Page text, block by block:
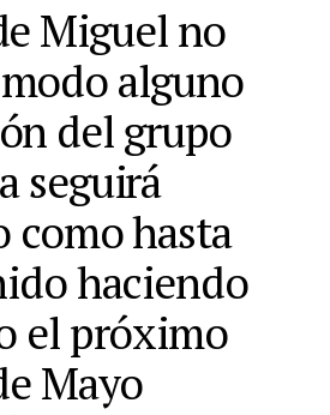
Miguel no
alguno
del grupo
seguirá
como hasta
haciendo
el próximo
Mayo